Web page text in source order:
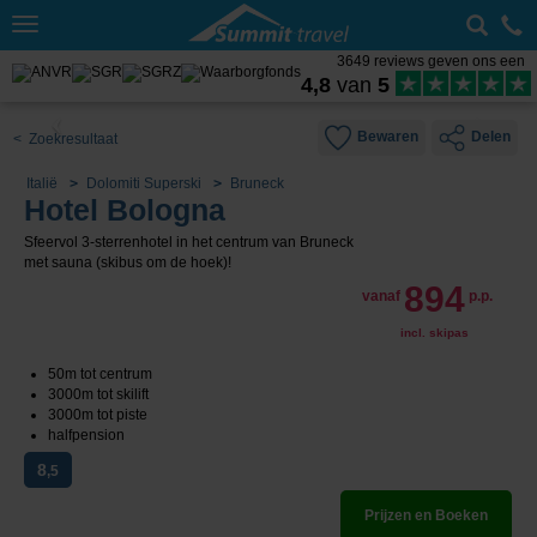
Toggle
3649 reviews geven ons een
4,8 van 5
< Zoekresultaat Bewaren Delen
Italië Dolomiti Superski Bruneck
Hotel Bologna
Sfeervol 3-sterrenhotel in het centrum van Bruneck
met sauna (skibus om de hoek)!
vanaf 894 p.p.
incl. skipas
50m tot centrum
3000m tot skilift
3000m tot piste
halfpension
8,5
Prijzen en Boeken